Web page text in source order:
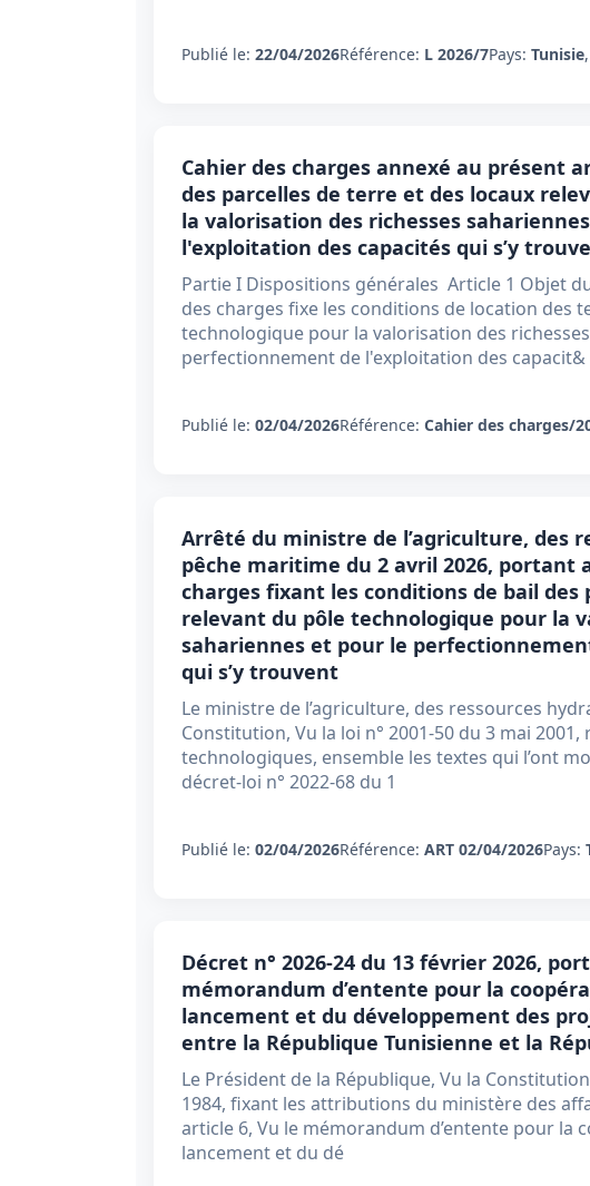
Publié le: 22/04/2026Référence: L 2026/7Pays: Tunisie,
Cahier des charges annexé au présent
des parcelles de terre et des locaux
la valorisation des richesses
l'exploitation des capacités qui s’y
Partie I Dispositions générales Article 1 Objet
des charges fixe les conditions de location des
technologique pour la valorisation des
perfectionnement de l'exploitation des capacit&
Publié le: 02/04/2026Référence: Cahier des charges/
Arrêté du ministre de l’agriculture, des
pêche maritime du 2 avril 2026, portant
charges fixant les conditions de bail
relevant du pôle technologique pour la
sahariennes et pour le
qui s’y trouvent
Le ministre de l’agriculture, des ressources
Constitution, Vu la loi n° 2001-50 du 3 mai
technologiques, ensemble les textes qui l’ont
décret-loi n° 2022-68 du 1
Publié le: 02/04/2026Référence: ART 02/04/2026Pays:
Décret n° 2026-24 du 13 février 2026,
mémorandum d’entente pour la
lancement et du développement des
entre la République Tunisienne et la
Le Président de la République, Vu la
1984, fixant les attributions du ministère des
article 6, Vu le mémorandum d’entente pour la
lancement et du dé